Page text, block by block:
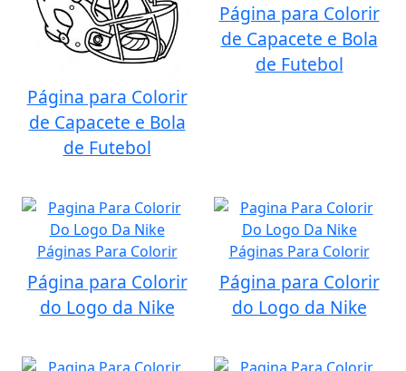
Página para Colorir
de Capacete e Bola
de Futebol
Página para Colorir
de Capacete e Bola
de Futebol
Página para Colorir
do Logo da Nike
Página para Colorir
do Logo da Nike